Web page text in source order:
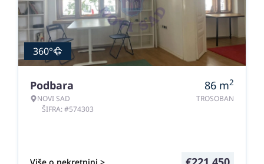
360°
Podbara
NOVI SAD
ŠIFRA: #574303
86 m2
TROSOBAN